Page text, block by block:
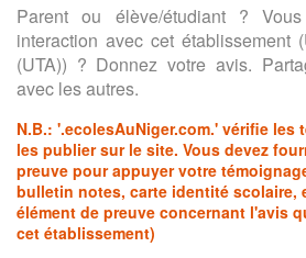
Parent ou élève/étudiant ?
interaction avec cet établissement
(UTA)) ? Donnez votre avis.
avec les autres.
N.B.: '.ecolesAuNiger.com.' vérifie les
les publier sur le site. Vous devez
preuve pour appuyer votre
bulletin notes, carte identité scolaire,
élément de preuve concernant l'avis
cet établissement)